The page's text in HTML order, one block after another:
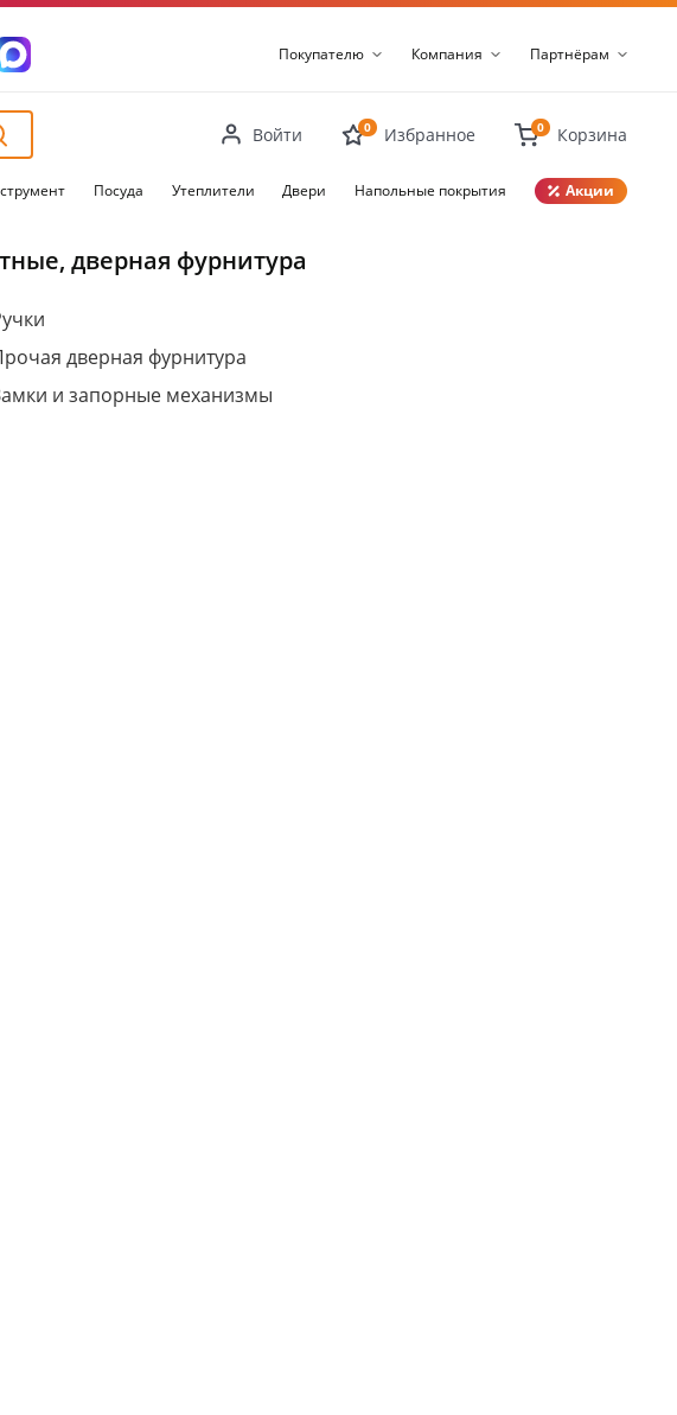
Покупателю Компания Партнёрам
Войти 0 Избранное 0 Корзина
Посуда Утеплители Двери Напольные покрытия Акции
дверная фурнитура
дверная фурнитура
и запорные механизмы